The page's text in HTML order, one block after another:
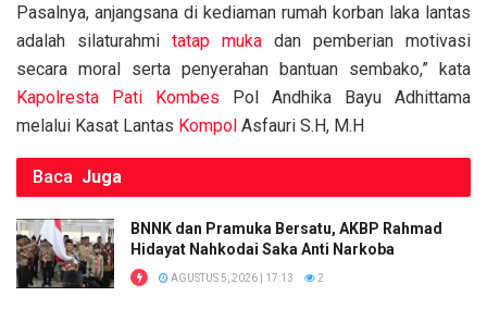
Pasalnya, anjangsana di kediaman rumah korban laka lantas
adalah silaturahmi tatap muka dan pemberian motivasi
secara moral serta penyerahan bantuan sembako,” kata
Kapolresta Pati
Kombes Pol Andhika Bayu Adhittama
melalui Kasat Lantas Kompol Asfauri S.H, M.H
Baca Juga
BNNK dan Pramuka Bersatu, AKBP Rahmad
Hidayat Nahkodai Saka Anti Narkoba
AGUSTUS 5, 2026 | 17:13 2